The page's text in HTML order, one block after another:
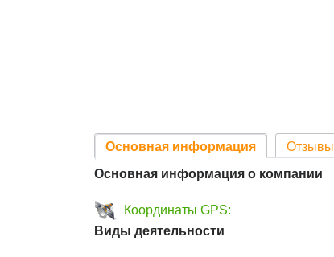
Основная информация Отзывы
Основная информация о компании
Координаты GPS:
Виды деятельности